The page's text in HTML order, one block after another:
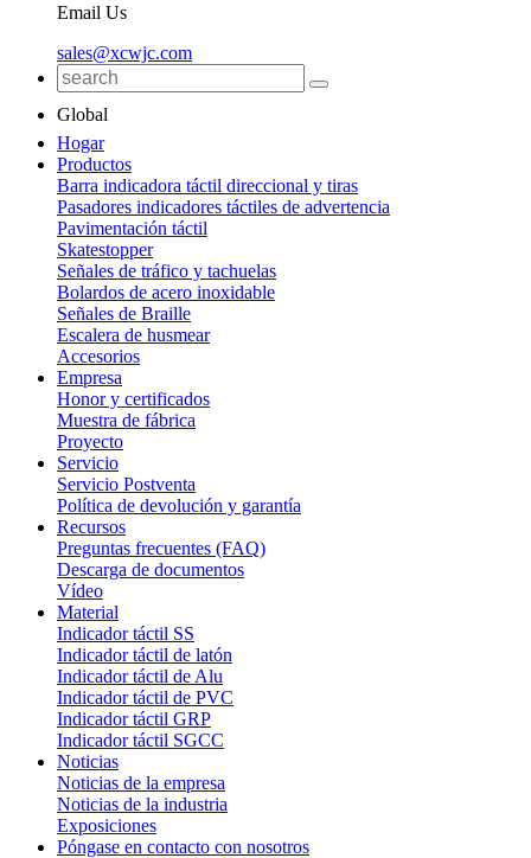
Email Us
sales@xcwjc.com
Global
Hogar
Productos
Barra indicadora táctil direccional y tiras
Pasadores indicadores táctiles de advertencia
Pavimentación táctil
Skatestopper
Señales de tráfico y tachuelas
Bolardos de acero inoxidable
Señales de Braille
Escalera de husmear
Accesorios
Empresa
Honor y certificados
Muestra de fábrica
Proyecto
Servicio
Servicio Postventa
Política de devolución y garantía
Recursos
Preguntas frecuentes (FAQ)
Descarga de documentos
Vídeo
Material
Indicador táctil SS
Indicador táctil de latón
Indicador táctil de Alu
Indicador táctil de PVC
Indicador táctil GRP
Indicador táctil SGCC
Noticias
Noticias de la empresa
Noticias de la industria
Exposiciones
Póngase en contacto con nosotros